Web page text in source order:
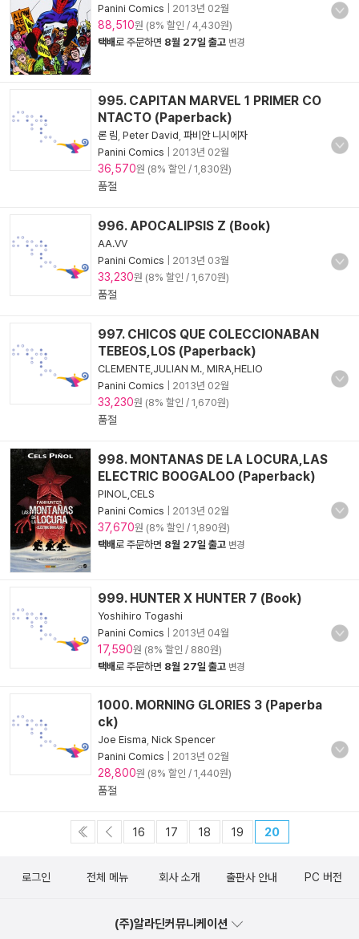
Panini Comics
2013년 02월
88,510원 (8% 할인 / 4,430원)
택배로 주문하면 8월 27일 출고 변경
995. CAPITAN MARVEL 1 PRIMER CO
NTACTO (Paperback)
론 림 Peter David 파비안 니시에자
Panini Comics
2013년 02월
36,570원 (8% 할인 / 1,830원)
품절
996. APOCALIPSIS Z (Book)
AA.VV
Panini Comics
2013년 03월
33,230원 (8% 할인 / 1,670원)
품절
997. CHICOS QUE COLECCIONABAN
TEBEOS,LOS (Paperback)
CLEMENTE,JULIAN M. MIRA,HELIO
Panini Comics
2013년 02월
33,230원 (8% 할인 / 1,670원)
품절
998. MONTANAS DE LA LOCURA,LAS
ELECTRIC BOOGALOO (Paperback)
PINOL,CELS
Panini Comics
2013년 02월
37,670원 (8% 할인 / 1,890원)
택배로 주문하면 8월 27일 출고 변경
999. HUNTER X HUNTER 7 (Book)
Yoshihiro Togashi
Panini Comics
2013년 04월
17,590원 (8% 할인 / 880원)
택배로 주문하면 8월 27일 출고 변경
1000. MORNING GLORIES 3 (Paperba
ck)
Joe Eisma Nick Spencer
Panini Comics
2013년 02월
28,800원 (8% 할인 / 1,440원)
품절
16 17 18 19 20
로그인 전체 메뉴 회사 소개 출판사 안내 PC 버전
(주)알라딘커뮤니케이션